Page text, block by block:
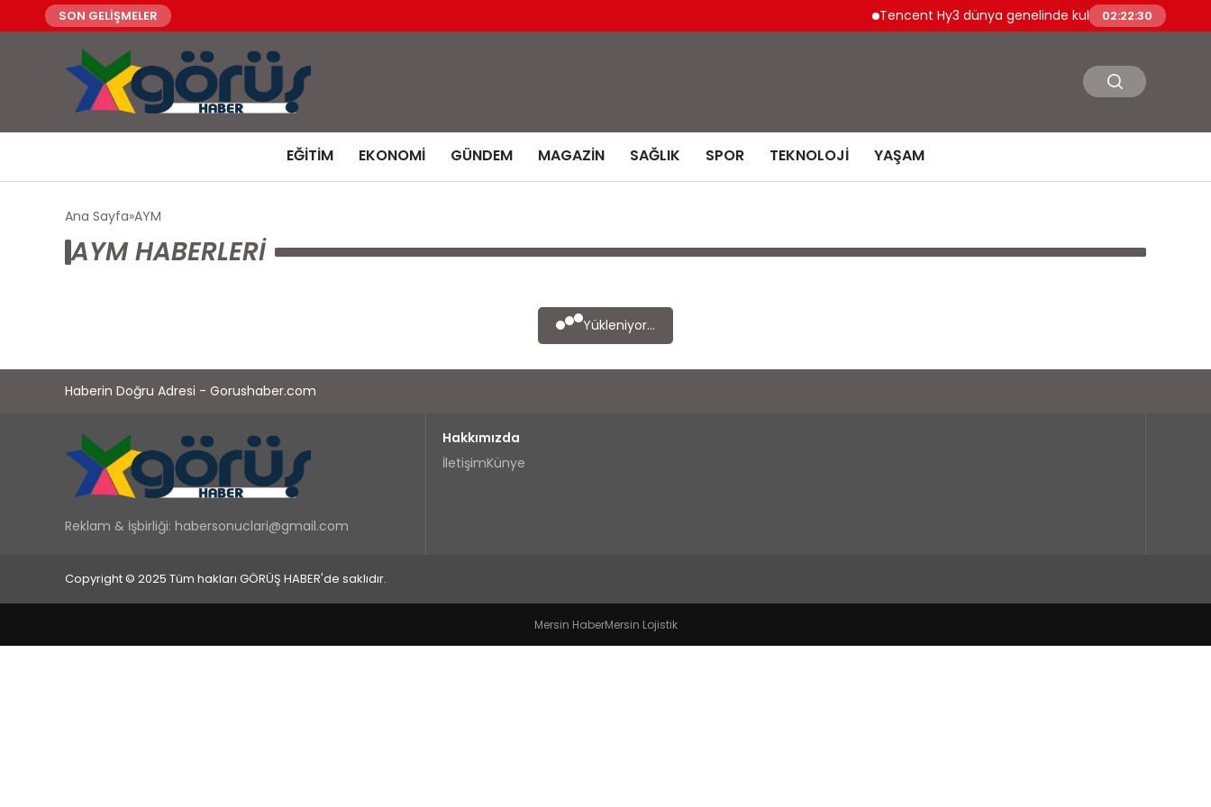
SON GELİŞMELER Tencent Hy3 dünya genelinde kullanıma sunuldu
02:22:30
EĞITIM EKONOMI GÜNDEM MAGAZIN SAĞLIK SPOR TEKNOLOJI YAŞAM
Ana Sayfa AYM
AYM HABERLERI
Yükleniyor...
Haberin Doğru Adresi - Gorushaber.com
Reklam & İşbirliği: habersonuclari@gmail.com
Hakkımızda
İletişimKünye
Copyright © 2025 Tüm hakları GÖRÜŞ HABER'de saklıdır.
Mersin HaberMersin Lojistik